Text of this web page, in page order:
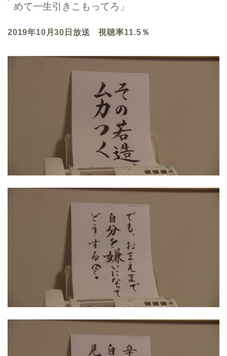
めて一生引きこもってろ」
2019年10月30日放送 視聴率11.5％